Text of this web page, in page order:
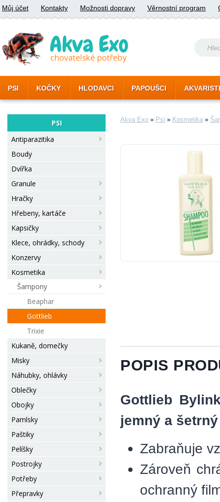
Můj účet Kontakty Možnosti dopravy Věrnostní program
PSI KOČKY HLODAVCI PAPOUŠCI
PSI
Antiparazitika
Boudy
Dvířka
Granule
Hračky
Hřebeny, kartáče
Kapsičky
Klece, ohrádky, schody
Konzervy
Kosmetika
Šampony
Beaphar
Gottlieb
Trixie
Kukaně, domečky
Misky
Náhubky, ohlávky
Oblečky
Obojky
Pamlsky
Paštiky
Pelíšky
Postrojky
Potřeby
Přepravky
Akva Exo » Psi » Kosmetika »
POPIS
Gottlieb
jemný a
Zabraňuje
Zároveň
ochranný